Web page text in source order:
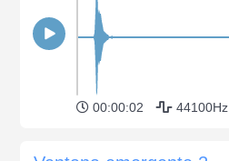
00:00:02 44100Hz